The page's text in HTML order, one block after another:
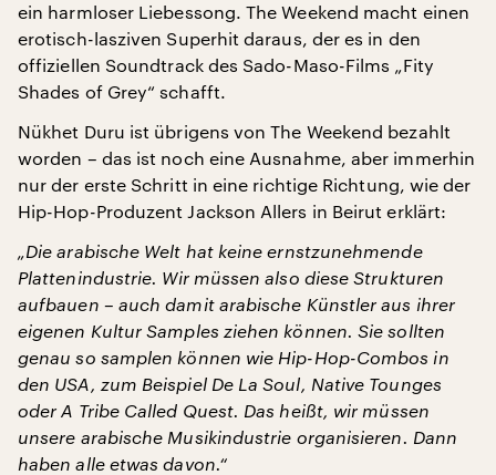
ein harmloser Liebessong. The Weekend macht einen
erotisch-lasziven Superhit daraus, der es in den
offiziellen Soundtrack des Sado-Maso-Films „Fity
Shades of Grey“ schafft.
Nükhet Duru ist übrigens von The Weekend bezahlt
worden – das ist noch eine Ausnahme, aber immerhin
nur der erste Schritt in eine richtige Richtung, wie der
Hip-Hop-Produzent Jackson Allers in Beirut erklärt:
„Die arabische Welt hat keine ernstzunehmende
Plattenindustrie. Wir müssen also diese Strukturen
aufbauen – auch damit arabische Künstler aus ihrer
eigenen Kultur Samples ziehen können. Sie sollten
genau so samplen können wie Hip-Hop-Combos in
den USA, zum Beispiel De La Soul, Native Tounges
oder A Tribe Called Quest. Das heißt, wir müssen
unsere arabische Musikindustrie organisieren. Dann
haben alle etwas davon.“